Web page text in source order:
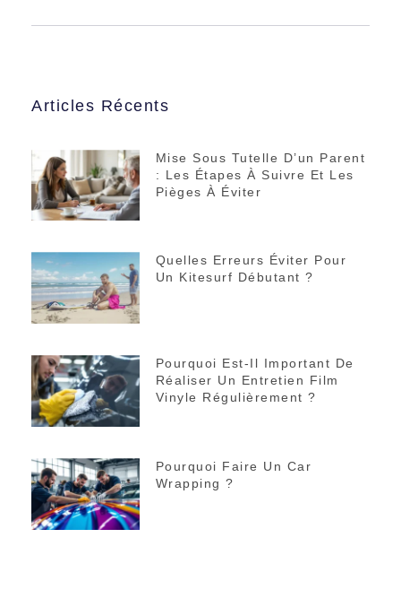
Articles Récents
Mise Sous Tutelle D’un Parent
: Les Étapes À Suivre Et Les
Pièges À Éviter
Quelles Erreurs Éviter Pour
Un Kitesurf Débutant ?
Pourquoi Est-Il Important De
Réaliser Un Entretien Film
Vinyle Régulièrement ?
Pourquoi Faire Un Car
Wrapping ?